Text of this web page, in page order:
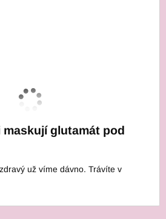
glutamát pod
už víme dávno. Trávíte v